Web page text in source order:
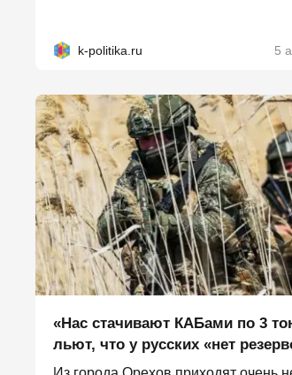
k-politika.ru 5
«Нас стачивают КАБами по 3
льют, что у русских «нет